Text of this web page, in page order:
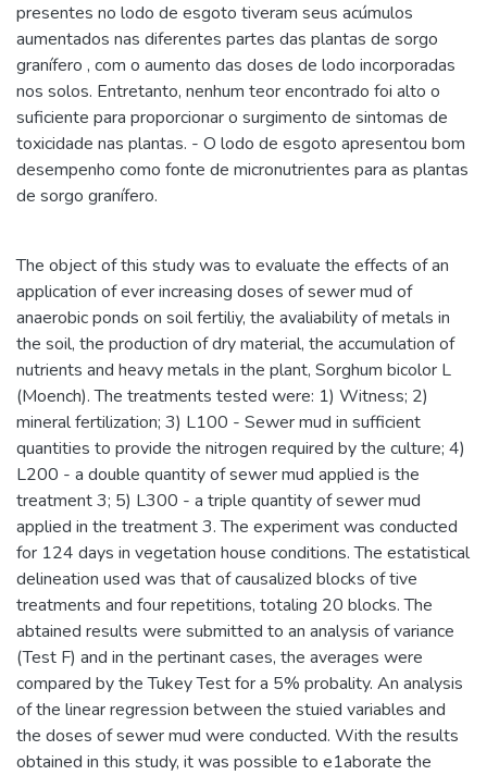
presentes no lodo de esgoto tiveram seus acúmulos
aumentados nas diferentes partes das plantas de sorgo
granífero , com o aumento das doses de lodo incorporadas
nos solos. Entretanto, nenhum teor encontrado foi alto o
suficiente para proporcionar o surgimento de sintomas de
toxicidade nas plantas. - O lodo de esgoto apresentou bom
desempenho como fonte de micronutrientes para as plantas
de sorgo granífero.
The object of this study was to evaluate the effects of an
application of ever increasing doses of sewer mud of
anaerobic ponds on soil fertiliy, the avaliability of metals in
the soil, the production of dry material, the accumulation of
nutrients and heavy metals in the plant, Sorghum bicolor L
(Moench). The treatments tested were: 1) Witness; 2)
mineral fertilization; 3) L100 - Sewer mud in sufficient
quantities to provide the nitrogen required by the culture; 4)
L200 - a double quantity of sewer mud applied is the
treatment 3; 5) L300 - a triple quantity of sewer mud
applied in the treatment 3. The experiment was conducted
for 124 days in vegetation house conditions. The estatistical
delineation used was that of causalized blocks of tive
treatments and four repetitions, totaling 20 blocks. The
abtained results were submitted to an analysis of variance
(Test F) and in the pertinant cases, the averages were
compared by the Tukey Test for a 5% probality. An analysis
of the linear regression between the stuied variables and
the doses of sewer mud were conducted. With the results
obtained in this study, it was possible to e1aborate the